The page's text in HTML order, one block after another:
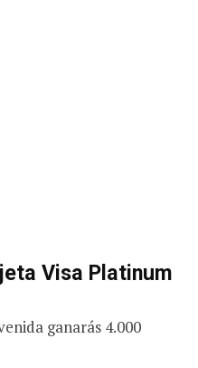
Visa Platinum
ganarás 4.000